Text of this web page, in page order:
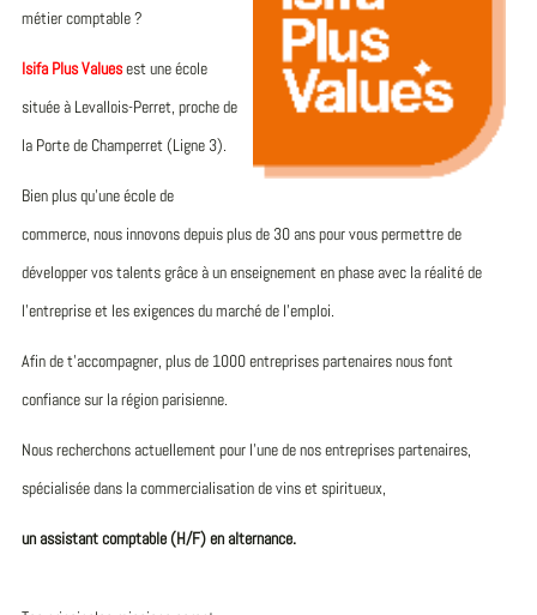
métier comptable ?
Isifa Plus Valuesest une école
située à Levallois-Perret, proche de
la Porte de Champerret (Ligne 3).
Bien plus qu’une école de
commerce, nous innovons depuis plus de 30 ans pour vous permettre de
développer vos talents grâce à un enseignement en phase avec la réalité de
l’entreprise et les exigences du marché de l’emploi.
Afin de t’accompagner, plus de 1000 entreprises partenaires nous font
confiance sur la région parisienne.
Nous recherchons actuellement pour l’une de nos entreprises partenaires,
spécialisée dans la commercialisation de vins et spiritueux,
un assistant comptable (H/F) en alternance.